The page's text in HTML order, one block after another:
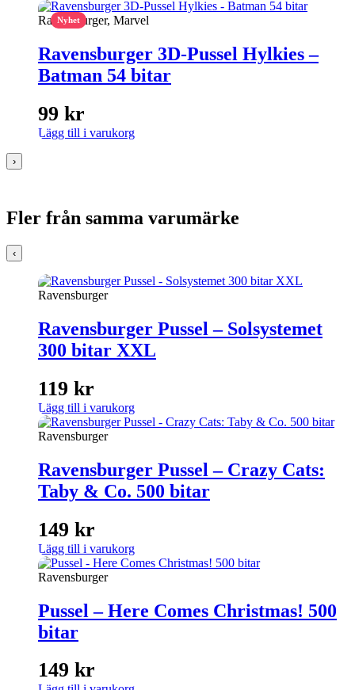
Nyhet
Ravensburger, Marvel
Ravensburger 3D-Pussel Hylkies –
Batman 54 bitar
99 kr
Lägg till i varukorg
›
Fler från samma varumärke
‹
Ravensburger
Ravensburger Pussel – Solsystemet
300 bitar XXL
119 kr
Lägg till i varukorg
Ravensburger
Ravensburger Pussel – Crazy Cats:
Taby & Co. 500 bitar
149 kr
Lägg till i varukorg
Ravensburger
Pussel – Here Comes Christmas! 500
bitar
149 kr